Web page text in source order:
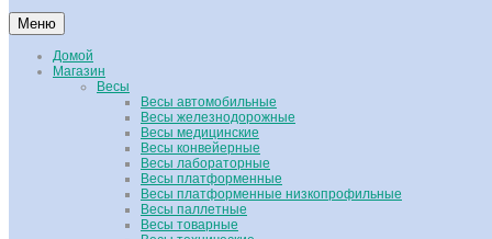
Меню
Домой
Магазин
Весы
Весы автомобильные
Весы железнодорожные
Весы медицинские
Весы конвейерные
Весы лабораторные
Весы платформенные
Весы платформенные низкопрофильные
Весы паллетные
Весы товарные